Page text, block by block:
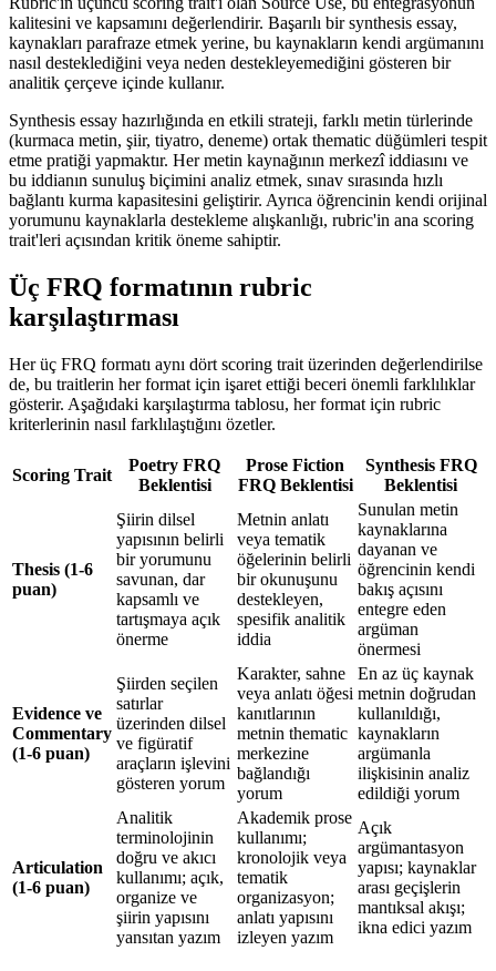
kalitesini ve kapsamını değerlendirir. Başarılı bir synthesis essay,
kaynakları parafraze etmek yerine, bu kaynakların kendi argümanını
nasıl desteklediğini veya neden destekleyemediğini gösteren bir
analitik çerçeve içinde kullanır.
Synthesis essay hazırlığında en etkili strateji, farklı metin türlerinde
(kurmaca metin, şiir, tiyatro, deneme) ortak thematic düğümleri tespit
etme pratiği yapmaktır. Her metin kaynağının merkezî iddiasını ve
bu iddianın sunuluş biçimini analiz etmek, sınav sırasında hızlı
bağlantı kurma kapasitesini geliştirir. Ayrıca öğrencinin kendi orijinal
yorumunu kaynaklarla destekleme alışkanlığı, rubric'in ana scoring
trait'leri açısından kritik öneme sahiptir.
Üç FRQ formatının rubric
karşılaştırması
Her üç FRQ formatı aynı dört scoring trait üzerinden değerlendirilse
de, bu traitlerin her format için işaret ettiği beceri önemli farklılıklar
gösterir. Aşağıdaki karşılaştırma tablosu, her format için rubric
kriterlerinin nasıl farklılaştığını özetler.
Scoring Trait
Poetry FRQ
Beklentisi
Prose Fiction
FRQ Beklentisi
Synthesis FRQ
Beklentisi
Thesis (1-6
puan)
Şiirin dilsel
yapısının belirli
bir yorumunu
savunan, dar
kapsamlı ve
tartışmaya açık
önerme
Metnin anlatı
veya tematik
öğelerinin belirli
bir okunuşunu
destekleyen,
spesifik analitik
iddia
Sunulan metin
kaynaklarına
dayanan ve
öğrencinin kendi
bakış açısını
entegre eden
argüman
önermesi
Evidence ve
Commentary
(1-6 puan)
Şiirden seçilen
satırlar
üzerinden dilsel
ve figüratif
araçların işlevini
gösteren yorum
Karakter, sahne
veya anlatı öğesi
kanıtlarının
metnin thematic
merkezine
bağlandığı
yorum
En az üç kaynak
metnin doğrudan
kullanıldığı,
kaynakların
argümanla
ilişkisinin analiz
edildiği yorum
Articulation
(1-6 puan)
Analitik
terminolojinin
doğru ve akıcı
kullanımı; açık,
organize ve
şiirin yapısını
yansıtan yazım
Akademik prose
kullanımı;
kronolojik veya
tematik
organizasyon;
anlatı yapısını
izleyen yazım
Açık
argümantasyon
yapısı; kaynaklar
arası geçişlerin
mantıksal akışı;
ikna edici yazım